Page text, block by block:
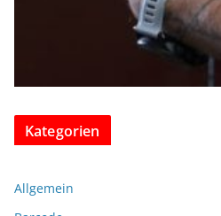
Kategorien
Allgemein